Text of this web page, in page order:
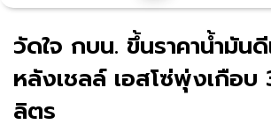
วัดใจ กบน. ขึ้นราคาน้ำมัน
หลังเชลล์ เอสโซ่พุ่งเกือบ
ลิตร